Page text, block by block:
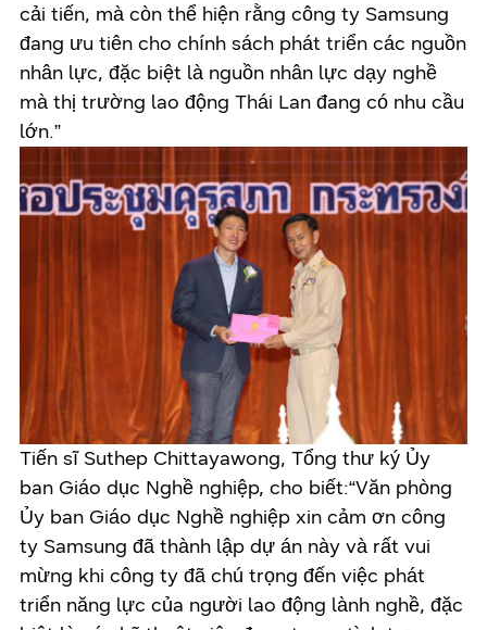
cải tiến, mà còn thể hiện rằng công ty Samsung
đang ưu tiên cho chính sách phát triển các nguồn
nhân lực, đặc biệt là nguồn nhân lực dạy nghề
mà thị trường lao động Thái Lan đang có nhu cầu
lớn.”
Tiến sĩ Suthep Chittayawong, Tổng thư ký Ủy
ban Giáo dục Nghề nghiệp, cho biết:“Văn phòng
Ủy ban Giáo dục Nghề nghiệp xin cảm ơn công
ty Samsung đã thành lập dự án này và rất vui
mừng khi công ty đã chú trọng đến việc phát
triển năng lực của người lao động lành nghề, đặc